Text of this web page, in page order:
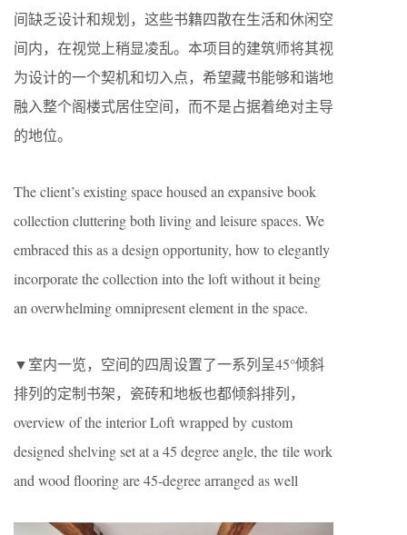
间缺乏设计和规划，这些书籍四散在生活和休闲空
间内，在视觉上稍显凌乱。本项目的建筑师将其视
为设计的一个契机和切入点，希望藏书能够和谐地
融入整个阁楼式居住空间，而不是占据着绝对主导
的地位。
The client’s existing space housed an expansive book
collection cluttering both living and leisure spaces. We
embraced this as a design opportunity, how to elegantly
incorporate the collection into the loft without it being
an overwhelming omnipresent element in the space.
▼室内一览，空间的四周设置了一系列呈45°倾斜
排列的定制书架，瓷砖和地板也都倾斜排列，
overview of the interior Loft wrapped by custom
designed shelving set at a 45 degree angle, the tile work
and wood flooring are 45-degree arranged as well